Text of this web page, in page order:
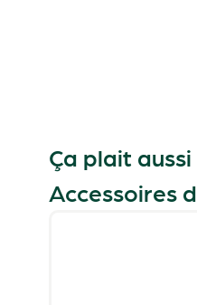
Ça plait
Accessoires